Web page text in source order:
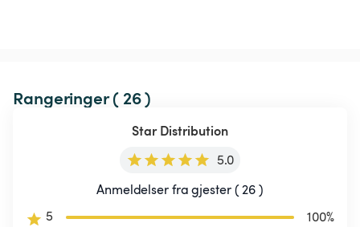
Rangeringer ( 26 )
Star Distribution
5.0
Anmeldelser fra gjester ( 26 )
5
100%